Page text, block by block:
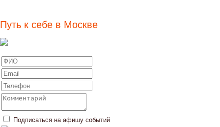
Путь к себе в Москве
Подписаться на афишу событий